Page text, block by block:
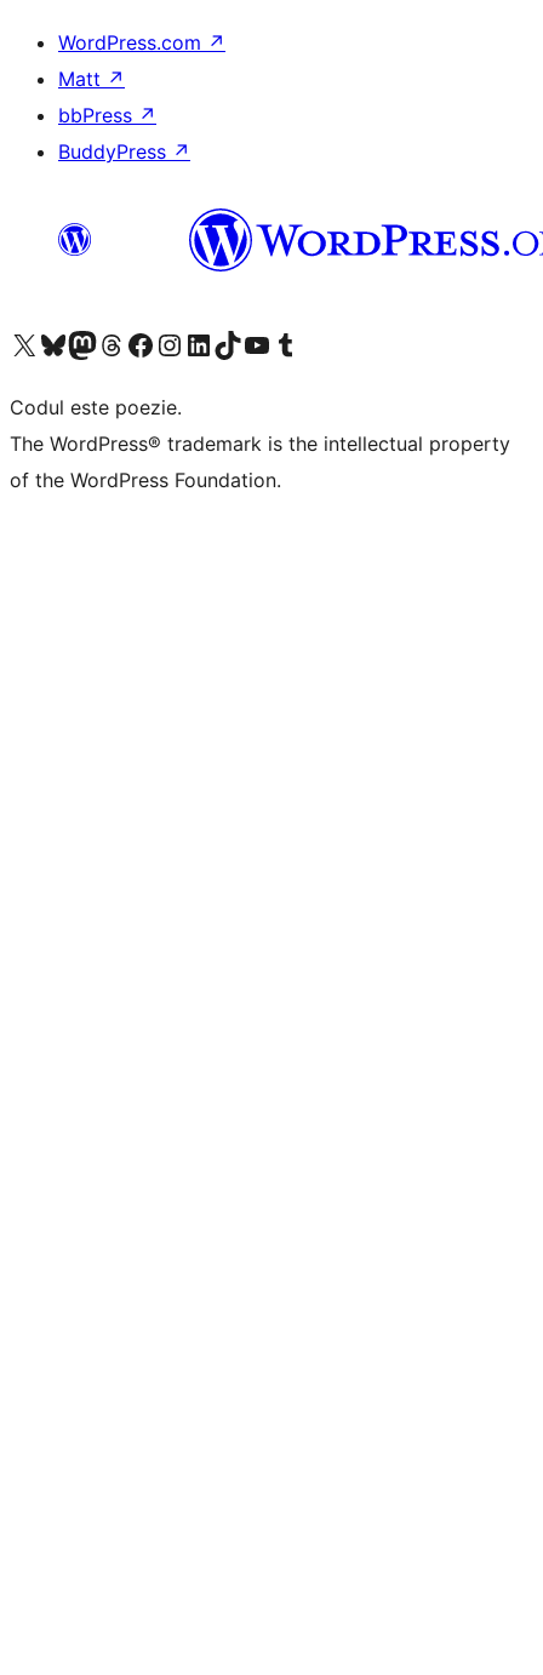
WordPress.com ↗
Matt ↗
bbPress ↗
BuddyPress ↗
Mergi la contul nostru X (fost Twitter)
Vizitează contul nostru Bluesky
Vizitează contul nostru Mastodon
Vizitează contul nostru Threads
Vizitează pagina noastră Facebook
Vizitează-ne pe Instagram
Vizitează-ne pe LinkedIn
Vizitează contul nostru TikTok
Vizitează canalul nostru YouTube
Vizitează contul nostru Tumblr
Codul este poezie.
The WordPress® trademark is the intellectual property
of the WordPress Foundation.